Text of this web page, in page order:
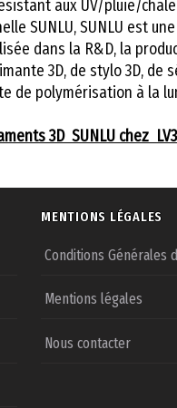
aux UV/pluie/
SUNLU, SUNLU est
dans la R&D, la
3D, de stylo 3D, de
de polymérisation à la
3D SUNLU chez
MENTIONS LÉGALES
Conditions Générales
Mentions légales
Nous contacter